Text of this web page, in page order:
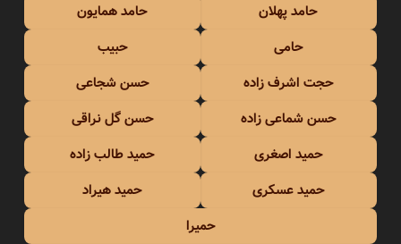
حامد پهلان
حامد همایون
حامی
حبیب
حجت اشرف زاده
حسن شجاعی
حسن شماعی زاده
حسن گل نراقی
حمید اصغری
حمید طالب زاده
حمید عسکری
حمید هیراد
حمیرا